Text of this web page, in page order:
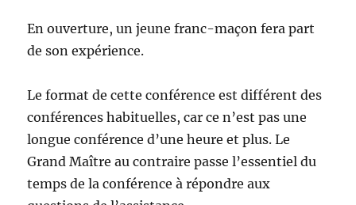
En ouverture, un jeune franc-maçon fera part
de son expérience.
Le format de cette conférence est différent des
conférences habituelles, car ce n’est pas une
longue conférence d’une heure et plus. Le
Grand Maître au contraire passe l’essentiel du
temps de la conférence à répondre aux